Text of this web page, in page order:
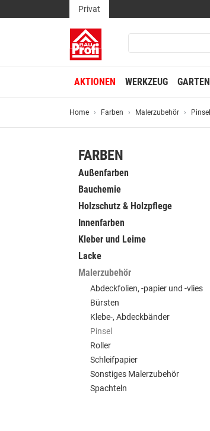
Privat
AKTIONEN WERKZEUG GARTEN
Home Farben Malerzubehör Pinsel
FARBEN
Außenfarben
Bauchemie
Holzschutz & Holzpflege
Innenfarben
Kleber und Leime
Lacke
Malerzubehör
Abdeckfolien, -papier und -vlies
Bürsten
Klebe-, Abdeckbänder
Pinsel
Roller
Schleifpapier
Sonstiges Malerzubehör
Spachteln